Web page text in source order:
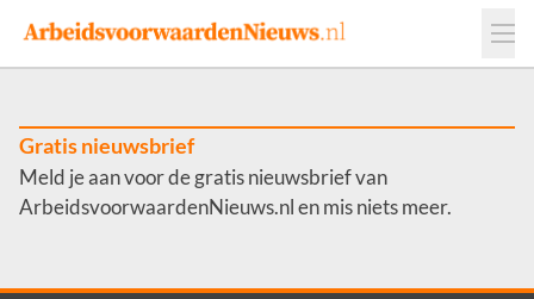
Events
Adverteren
Werkgevers
Contact
Gratis nieuwsbrief
Meld je aan voor de gratis nieuwsbrief van
ArbeidsvoorwaardenNieuws.nl en mis niets meer.